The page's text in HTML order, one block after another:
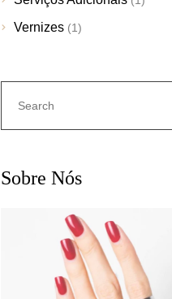
Vernizes (1)
Sobre Nós